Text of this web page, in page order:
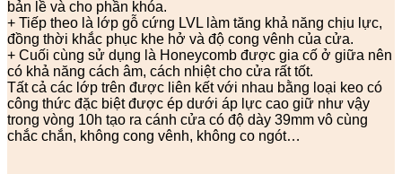
bản lề và cho phần khóa.
+ Tiếp theo là lớp gỗ cứng LVL làm tăng khả năng chịu lực,
đồng thời khắc phục khe hở và độ cong vênh của cửa.
+ Cuối cùng sử dụng là Honeycomb được gia cố ở giữa nên
có khả năng cách âm, cách nhiệt cho cửa rất tốt.
Tất cả các lớp trên được liên kết với nhau bằng loại keo có
công thức đặc biệt được ép dưới áp lực cao giữ như vậy
trong vòng 10h tạo ra cánh cửa có độ dày 39mm vô cùng
chắc chắn, không cong vênh, không co ngót…